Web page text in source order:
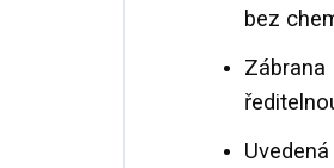
bez
Zábrana
Uvedená